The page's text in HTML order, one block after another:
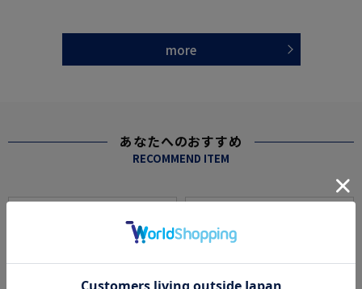
more
あなたへのおすすめ
RECOMMEND ITEM